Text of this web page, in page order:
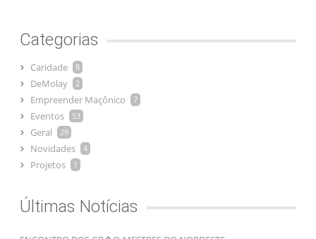
Categorias
Caridade 8
DeMolay 2
Empreender Maçônico 7
Eventos 53
Geral 29
Novidades 4
Projetos 1
Últimas Notícias